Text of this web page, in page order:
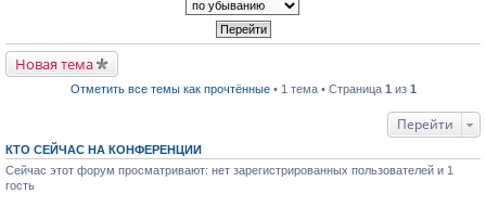
п
о
ч
н
о
м
р
о
м
у
р
о
ч
Новая тема
Отметить все темы как прочтённые• 1 тема • Страница 1 из 1
Перейти
КТО СЕЙЧАС НА КОНФЕРЕНЦИИ
Сейчас этот форум просматривают: нет зарегистрированных пользователей и 1
гость